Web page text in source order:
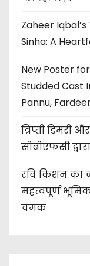
Zaheer
Sinha: A
New Poster
Studded Cast
Pannu,
त्रिप्ती
सीबीएफसी
रवि किशन का
महत्वपूर्ण
चमक